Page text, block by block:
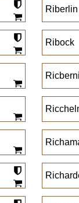
Riberlin
Ribock